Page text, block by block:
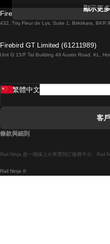
都柏林開往
羅馬開往
顯示更
Firebird GT Limited (OC 1451)
432, Triq Fleur de Lys, Suite 1, Birkirkara, BKR
Firebird GT Limited (61211989)
Unit G 15/F Tal Building 49 Austin Road, KL,
Rail Ninja ®
Rail Ninja 是一個線上火車票預訂服務平台。Rail
繁體中文
客
條款與細則